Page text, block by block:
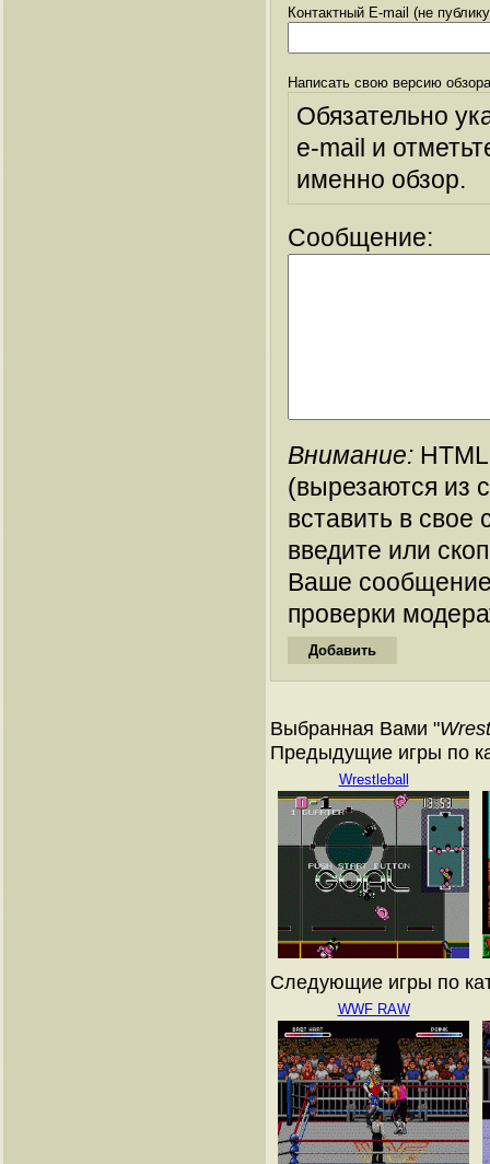
Контактный E-mail (не
Написать свою версию
Обязательно
e-mail и
именно обзор.
Сообщение:
Внимание:
(вырезаются из
вставить в
введите или
Ваше
проверки
Выбранная Вами "
Предыдущие игры по
Wrestleball
Следующие игры по
WWF RAW